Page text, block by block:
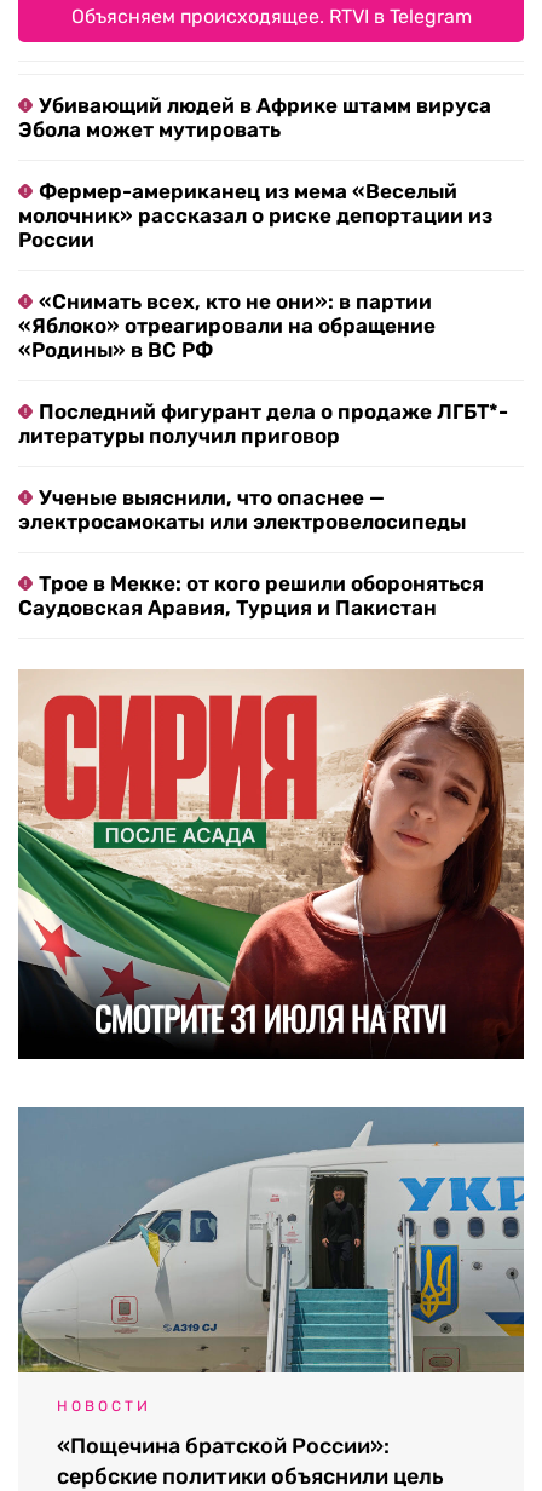
Объясняем происходящее. RTVI в Telegram
Убивающий людей в Африке штамм вируса
Эбола может мутировать
Фермер-американец из мема «Веселый
молочник» рассказал о риске депортации из
России
«Снимать всех, кто не они»: в партии
«Яблоко» отреагировали на обращение
«Родины» в ВС РФ
Последний фигурант дела о продаже ЛГБТ*-
литературы получил приговор
Ученые выяснили, что опаснее —
электросамокаты или электровелосипеды
Трое в Мекке: от кого решили обороняться
Саудовская Аравия, Турция и Пакистан
НОВОСТИ
«Пощечина братской России»:
сербские политики объяснили цель